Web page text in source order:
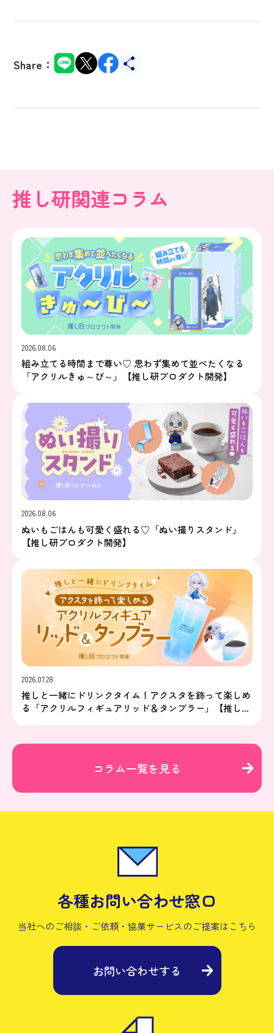
Share：
推し研関連コラム
2026.08.06
組み立てる時間まで尊い♡ 思わず集めて並べたくなる
「アクリルきゅ～び～」【推し研プロダクト開発】
2026.08.06
ぬいもごはんも可愛く盛れる♡「ぬい撮りスタンド」
【推し研プロダクト開発】
2026.07.28
推しと一緒にドリンクタイム！アクスタを飾って楽しめ
る「アクリルフィギュアリッド＆タンブラー」【推し研
コラム一覧を見る
各種お問い合わせ窓口
当社へのご相談・ご依頼・協業サービスのご提案はこちら
お問い合わせする